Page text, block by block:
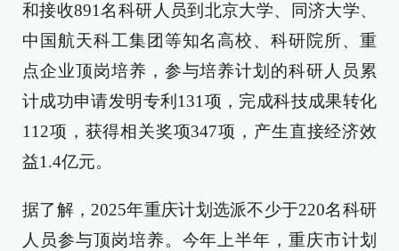
和接收891名科研人员到北京大学、同济大学、
中国航天科工集团等知名高校、科研院所、重
点企业顶岗培养，参与培养计划的科研人员累
计成功申请发明专利131项，完成科技成果转化
112项，获得相关奖项347项，产生直接经济效
益1.4亿元。
据了解，2025年重庆计划选派不少于220名科研
人员参与顶岗培养。今年上半年，重庆市计划